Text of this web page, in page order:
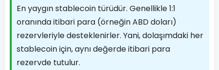
En yaygın stablecoin türüdür. Genellikle 1:1
oranında itibari para (örneğin ABD doları)
rezervleriyle desteklenirler. Yani, dolaşımdaki her
stablecoin için, aynı değerde itibari para
rezervde tutulur.